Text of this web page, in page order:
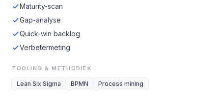
Maturity-scan
Gap-analyse
Quick-win backlog
Verbetermeting
TOOLING & METHODIEK
Lean Six Sigma BPMN Process mining